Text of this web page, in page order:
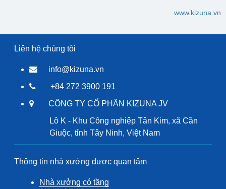
www.kizuna.vn
Liên hệ chúng tôi
info@kizuna.vn
+84 272 3900 191
CÔNG TY CỔ PHẦN KIZUNA JV
Lô K - Khu Công nghiệp Tân Kim, xã Cần
Giuộc, tỉnh Tây Ninh, Việt Nam
Thông tin nhà xưởng được quan tâm
Nhà xưởng có tầng